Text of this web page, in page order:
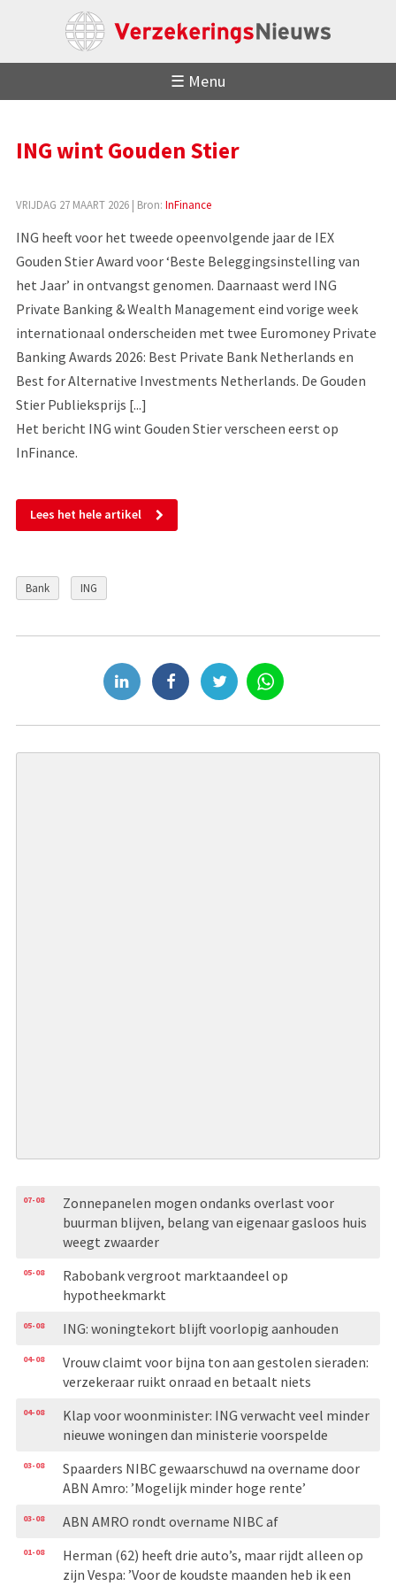
☰ Menu
ING wint Gouden Stier
VRIJDAG 27 MAART 2026| Bron: InFinance
ING heeft voor het tweede opeenvolgende jaar de IEX
Gouden Stier Award voor ‘Beste Beleggingsinstelling van
het Jaar’ in ontvangst genomen. Daarnaast werd ING
Private Banking & Wealth Management eind vorige week
internationaal onderscheiden met twee Euromoney Private
Banking Awards 2026: Best Private Bank Netherlands en
Best for Alternative Investments Netherlands. De Gouden
Stier Publieksprijs [...]
Het bericht ING wint Gouden Stier verscheen eerst op
InFinance.
Lees het hele artikel
Bank ING
07-08
Zonnepanelen mogen ondanks overlast voor
buurman blijven, belang van eigenaar gasloos huis
weegt zwaarder
05-08
Rabobank vergroot marktaandeel op
hypotheekmarkt
05-08 ING: woningtekort blijft voorlopig aanhouden
04-08
Vrouw claimt voor bijna ton aan gestolen sieraden:
verzekeraar ruikt onraad en betaalt niets
04-08
Klap voor woonminister: ING verwacht veel minder
nieuwe woningen dan ministerie voorspelde
03-08
Spaarders NIBC gewaarschuwd na overname door
ABN Amro: ’Mogelijk minder hoge rente’
03-08 ABN AMRO rondt overname NIBC af
01-08
Herman (62) heeft drie auto’s, maar rijdt alleen op
zijn Vespa: ’Voor de koudste maanden heb ik een